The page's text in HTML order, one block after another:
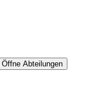
Öffne Abteilungen